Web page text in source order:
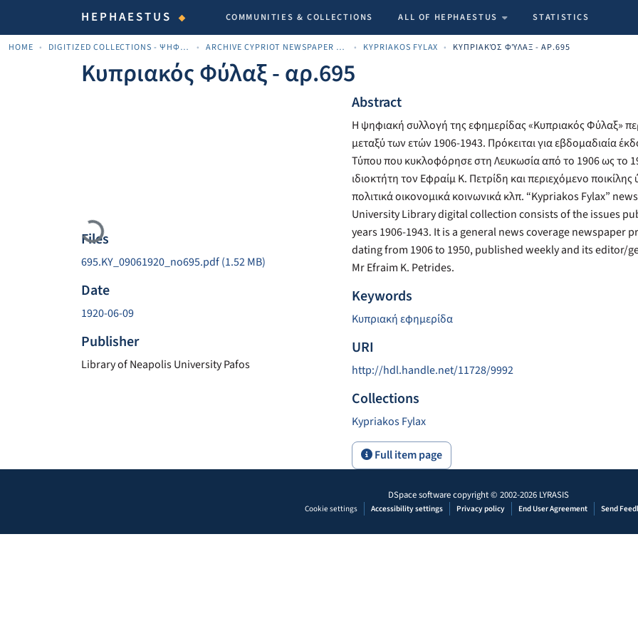
HEPHAESTUS COMMUNITIES & COLLECTIONS ALL OF HEPHAESTUS STATISTICS
HOME DIGITIZED COLLECTIONS - ΨΗΦΙΟΠΟΙΗΜΈΝΕΣ ΣΥΛΛΟΓΈΣ ARCHIVE CYPRIOT NEWSPAPER MATERIALS KYPRIAKOS FYLAX ΚΥΠΡΙΑΚΌΣ ΦΎΛΑΞ - ΑΡ.695
Κυπριακός Φύλαξ - αρ.695
Loading...
Files
695.KY_09061920_no695.pdf(1.52 MB)
Date
1920-06-09
Publisher
Library of Neapolis University Pafos
Abstract
Η ψηφιακή συλλογή της εφημερίδας «Κυπριακός Φύλαξ»
μεταξύ των ετών 1906-1943. Πρόκειται για εβδομαδιαία
Τύπου που κυκλοφόρησε στη Λευκωσία από το 1906 ως το
ιδιοκτήτη τον Εφραίμ Κ. Πετρίδη και περιεχόμενο
πολιτικά οικονομικά κοινωνικά κλπ. “Kypriakos Fylax”
University Library digital collection consists of the issues
years 1906-1943. It is a general news coverage newspaper
dating from 1906 to 1950, published weekly and its editor/
Mr Efraim K. Petrides.
Keywords
Κυπριακή εφημερίδα
URI
http://hdl.handle.net/11728/9992
Collections
Kypriakos Fylax
Full item page
DSpace softwarecopyright © 2002-2026 LYRASIS
Cookie settings Accessibility settings Privacy policy End User Agreement Send